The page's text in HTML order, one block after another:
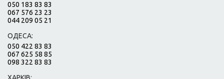
050 183 83 83
067 576 23 23
044 209 05 21
ОДЕСА:
050 422 83 83
067 625 58 85
098 322 83 83